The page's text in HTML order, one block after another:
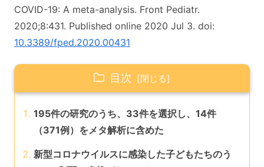
COVID-19: A meta-analysis. Front Pediatr.
2020;8:431. Published online 2020 Jul 3. doi:
10.3389/fped.2020.00431
目次
195件の研究のうち、33件を選択し、14件
（371例）をメタ解析に含めた
新型コロナウイルスに感染した子どもたちのう